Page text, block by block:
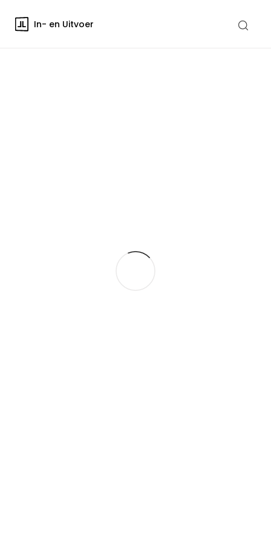
In- en Uitvoer